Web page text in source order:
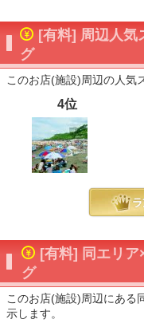
[有料] 周辺人気
グ
このお店(施設)周辺の人気
4位
[有料] 同エリ
グ
このお店(施設)周辺にある
示します。